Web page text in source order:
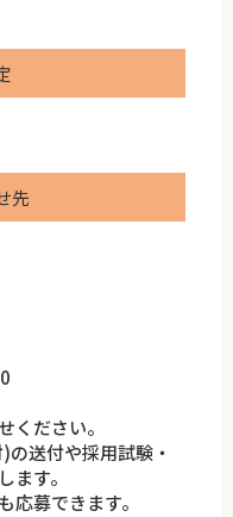
先
ください。
送付や採用試験・
ます。
募できます。